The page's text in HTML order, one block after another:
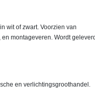
wit of zwart. Voorzien van
montageveren. Wordt
en verlichtingsgroothandel.